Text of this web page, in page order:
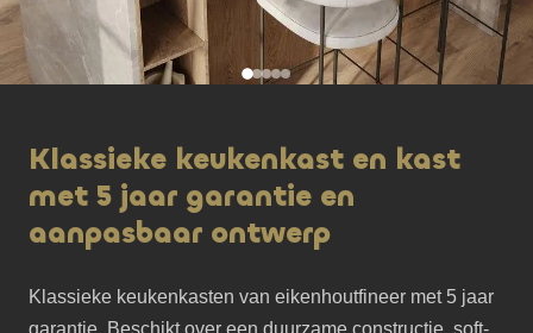
Klassieke keukenkast en kast
met 5 jaar garantie en
aanpasbaar ontwerp
Klassieke keukenkasten van eikenhoutfineer met 5 jaar
garantie. Beschikt over een duurzame constructie, soft-